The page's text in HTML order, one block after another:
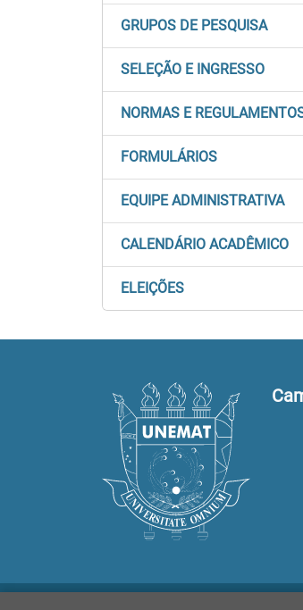
GRUPOS DE PESQUISA
SELEÇÃO E INGRESSO
NORMAS E
FORMULÁRIOS
EQUIPE ADMINISTRATIVA
CALENDÁRIO ACADÊMICO
ELEIÇÕES